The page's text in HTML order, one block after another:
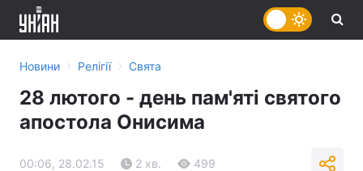
Новини › Релігії › Свята
28 лютого - день пам'яті святого
апостола Онисима
00:06, 28.02.15 2 хв. 499